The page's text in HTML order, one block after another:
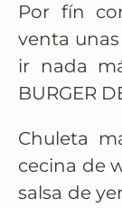
Por fín
venta
ir nada
BURGER
Chuleta
cecina de
salsa de